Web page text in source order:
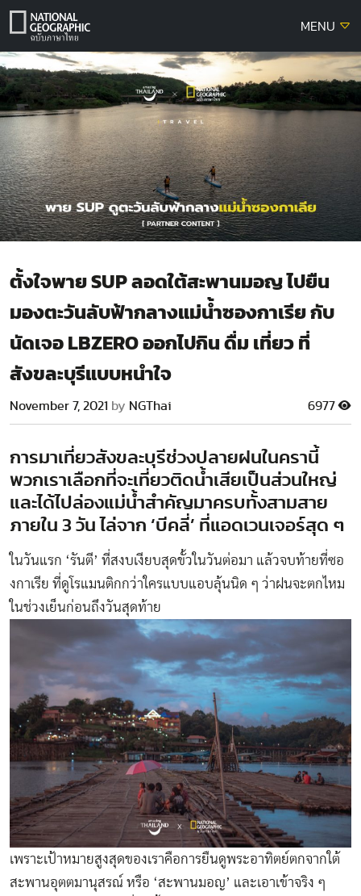
Skip
MENU
ตั้งใจพาย SUP ลอดใต้สะพานมอญ ไปยืน
มองตะวันลับฟ้ากลางแม่น้ำซองกาเรีย กับ
นัดเจอ LBZERO ออกไปกิน ดื่ม เที่ยว ที่
สังขละบุรีแบบหนำใจ
November 7, 2021 by NGThai 6977
การมาเที่ยวสังขละบุรีช่วงปลายฝนในครานี้
พวกเราเลือกที่จะเที่ยวติดน้ำเสียเป็นส่วนใหญ่
และได้ไปล่องแม่น้ำสำคัญมาครบทั้งสามสาย
ภายใน 3 วัน ไล่จาก ‘บีคลี่’ ที่แอดเวนเจอร์สุด ๆ
ในวันแรก ‘รันตี’ ที่สงบเงียบสุดขั้วในวันต่อมา แล้วจบท้ายที่ซอ
งกาเรีย ที่ดูโรแมนติกกว่าใครแบบแอบลุ้นนิด ๆ ว่าฝนจะตกไหม
ในช่วงเย็นก่อนถึงวันสุดท้าย
เพราะเป้าหมายสูงสุดของเราคือการยืนดูพระอาทิตย์ตกจากใต้
สะพานอุตตมานุสรณ์ หรือ ‘สะพานมอญ’ และเอาเข้าจริง ๆ